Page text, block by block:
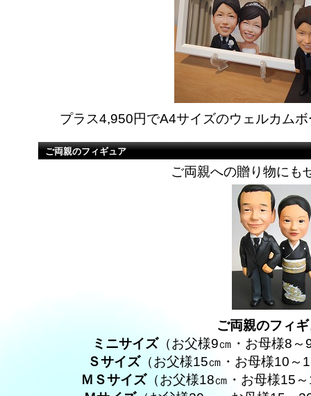
プラス4,950円でA4サイズのウェルカム
ご両親のフィギュア
ご両親への贈り物にも
ご両親のフィ
ミニサイズ（お父様9㎝・お母様8
Ｓサイズ（お父様15㎝・お母様10
ＭＳサイズ（お父様18㎝・お母様15